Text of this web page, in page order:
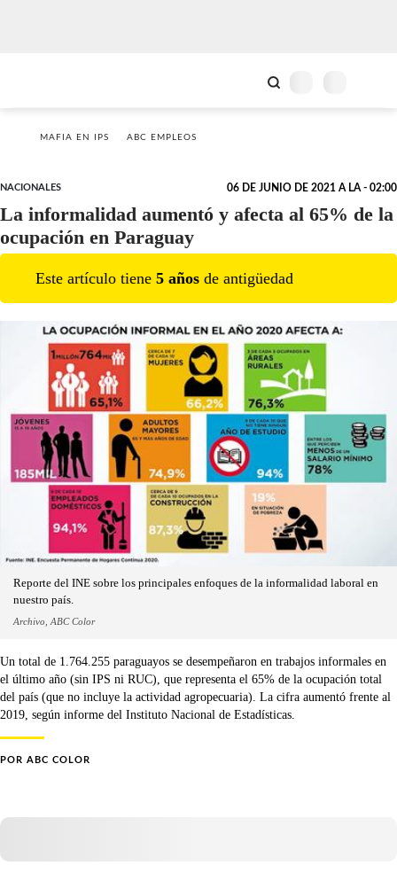
MAFIA EN IPS ABC EMPLEOS
NACIONALES 06 DE JUNIO DE 2021 A LA - 02:00
La informalidad aumentó y afecta al 65% de la
ocupación en Paraguay
Este artículo tiene 5 años de antigüedad
Reporte del INE sobre los principales enfoques de la informalidad laboral en
nuestro país.
Archivo, ABC Color
Un total de 1.764.255 paraguayos se desempeñaron en trabajos informales en
el último año (sin IPS ni RUC), que representa el 65% de la ocupación total
del país (que no incluye la actividad agropecuaria). La cifra aumentó frente al
2019, según informe del Instituto Nacional de Estadísticas.
POR ABC COLOR